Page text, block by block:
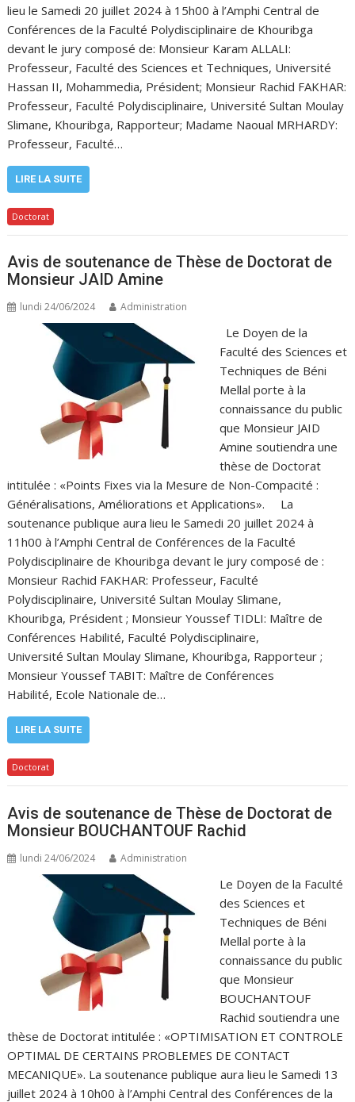
lieu le Samedi 20 juillet 2024 à 15h00 à l’Amphi Central de
Conférences de la Faculté Polydisciplinaire de Khouribga
devant le jury composé de: Monsieur Karam ALLALI:
Professeur, Faculté des Sciences et Techniques, Université
Hassan II, Mohammedia, Président; Monsieur Rachid FAKHAR:
Professeur, Faculté Polydisciplinaire, Université Sultan Moulay
Slimane, Khouribga, Rapporteur; Madame Naoual MRHARDY:
Professeur, Faculté…
LIRE LA SUITE
Doctorat
Avis de soutenance de Thèse de Doctorat de
Monsieur JAID Amine
lundi 24/06/2024 Administration
Le Doyen de la
Faculté des Sciences et
Techniques de Béni
Mellal porte à la
connaissance du public
que Monsieur JAID
Amine soutiendra une
thèse de Doctorat
intitulée : «Points Fixes via la Mesure de Non-Compacité :
Généralisations, Améliorations et Applications». La
soutenance publique aura lieu le Samedi 20 juillet 2024 à
11h00 à l’Amphi Central de Conférences de la Faculté
Polydisciplinaire de Khouribga devant le jury composé de :
Monsieur Rachid FAKHAR: Professeur, Faculté
Polydisciplinaire, Université Sultan Moulay Slimane,
Khouribga, Président ; Monsieur Youssef TIDLI: Maître de
Conférences Habilité, Faculté Polydisciplinaire,
Université Sultan Moulay Slimane, Khouribga, Rapporteur ;
Monsieur Youssef TABIT: Maître de Conférences
Habilité, Ecole Nationale de…
LIRE LA SUITE
Doctorat
Avis de soutenance de Thèse de Doctorat de
Monsieur BOUCHANTOUF Rachid
lundi 24/06/2024 Administration
Le Doyen de la Faculté
des Sciences et
Techniques de Béni
Mellal porte à la
connaissance du public
que Monsieur
BOUCHANTOUF
Rachid soutiendra une
thèse de Doctorat intitulée : «OPTIMISATION ET CONTROLE
OPTIMAL DE CERTAINS PROBLEMES DE CONTACT
MECANIQUE». La soutenance publique aura lieu le Samedi 13
juillet 2024 à 10h00 à l’Amphi Central des Conférences de la